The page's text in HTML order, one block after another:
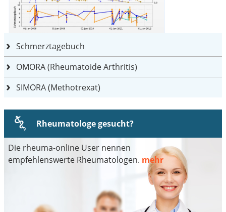
Schmerztagebuch
OMORA (Rheumatoide Arthritis)
SIMORA (Methotrexat)
Rheumatologe gesucht?
Die rheuma-online User nennen
empfehlenswerte Rheumatologen. mehr